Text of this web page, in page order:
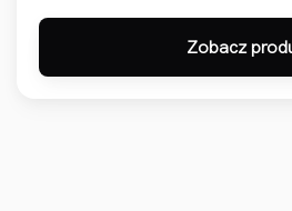
Zobacz